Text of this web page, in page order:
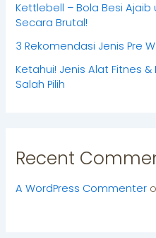
Kettlebell – Bola Besi
Secara Brutal!
3 Rekomendasi Jenis Pre
Ketahui! Jenis Alat Fitnes
Salah Pilih
Recent
A WordPress Commenter